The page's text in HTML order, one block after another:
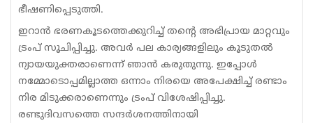
ഭീഷണിപ്പെടുത്തി.
ഇറാൻ ഭരണകൂടത്തെക്കുറിച്ച് തന്റെ അഭിപ്രായ മാറ്റവും
ട്രംപ് സൂചിപ്പിച്ചു. അവർ പല കാര്യങ്ങളിലും കൂടുതൽ
ന്യായയുക്തരാണെന്ന് ഞാൻ കരുതുന്നു. ഇപ്പോൾ
നമ്മോടൊപ്പമില്ലാത്ത ഒന്നാം നിരയെ അപേക്ഷിച്ച് രണ്ടാം
നിര മിടുക്കരാണെന്നും ട്രംപ് വിശേഷിപ്പിച്ചു.
രണ്ടുദിവസത്തെ സന്ദർശനത്തിനായി